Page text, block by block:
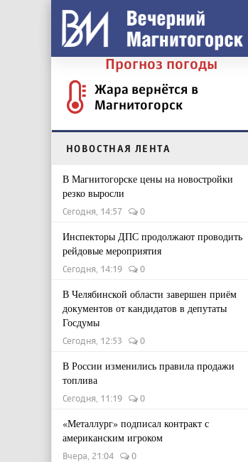
Прогноз погоды
Жара вернётся в
Магнитогорск
НОВОСТНАЯ ЛЕНТА
В Магнитогорске цены на новостройки
резко выросли
Сегодня, 14:57 0
Инспекторы ДПС продолжают проводить
рейдовые мероприятия
Сегодня, 14:19 0
В Челябинской области завершен приём
документов от кандидатов в депутаты
Госдумы
Сегодня, 12:53 0
В России изменились правила продажи
топлива
Сегодня, 11:19 0
«Металлург» подписал контракт с
американским игроком
Вчера, 21:04 0